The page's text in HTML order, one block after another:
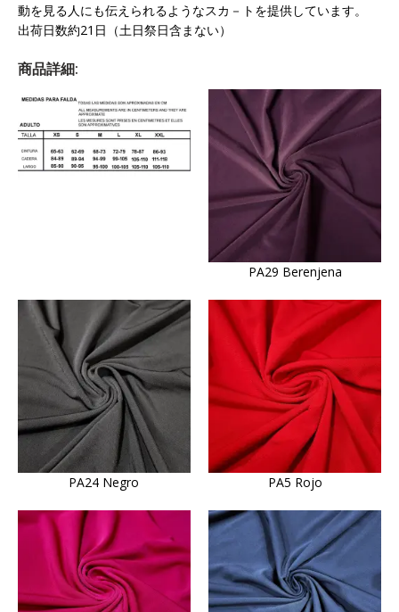
動を見る人にも伝えられるようなスカ－トを提供しています。
出荷日数約21日（土日祭日含まない）
商品詳細:
PA29 Berenjena
PA24 Negro PA5 Rojo